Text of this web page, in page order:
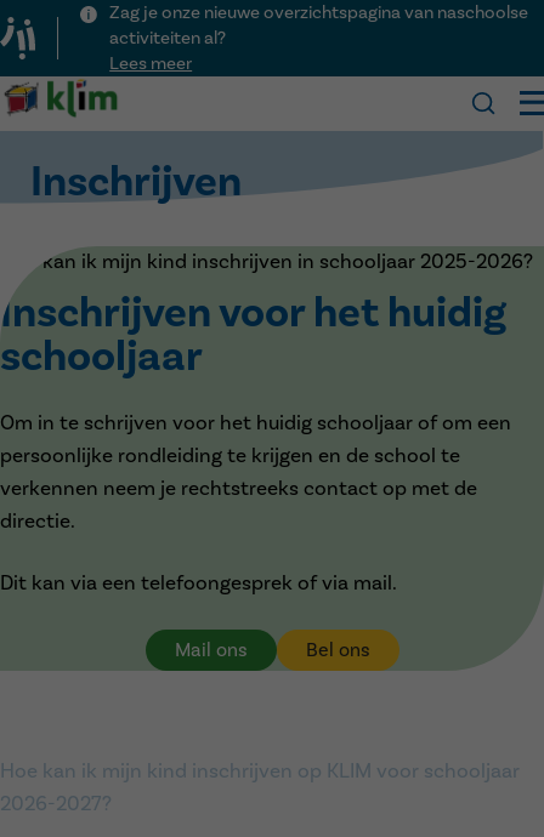
Klim
Zag je onze nieuwe overzichtspagina van naschoolse
activiteiten al?
Lees meer
Onze school
Over Klim
Visie
Team
Voor het eerst naar school
Inschrijven
Schooluren
Menu
Veelgestelde vragen
Downloads
Naschoolse activiteiten
Kalender
Activiteiten
Lesvrije dagen
Nieuws
Kinderopvang
Contact
Inschrijven
Hoe kan ik mijn kind inschrijven in schooljaar 2025-2026?
Inschrijven voor het huidig
schooljaar
Om in te schrijven voor het huidig schooljaar of om een
persoonlijke rondleiding te krijgen en de school te
verkennen neem je rechtstreeks contact op met de
directie.
Dit kan via een telefoongesprek of via mail.
Mail ons Bel ons
Hoe kan ik mijn kind inschrijven op KLIM voor schooljaar
2026-2027?